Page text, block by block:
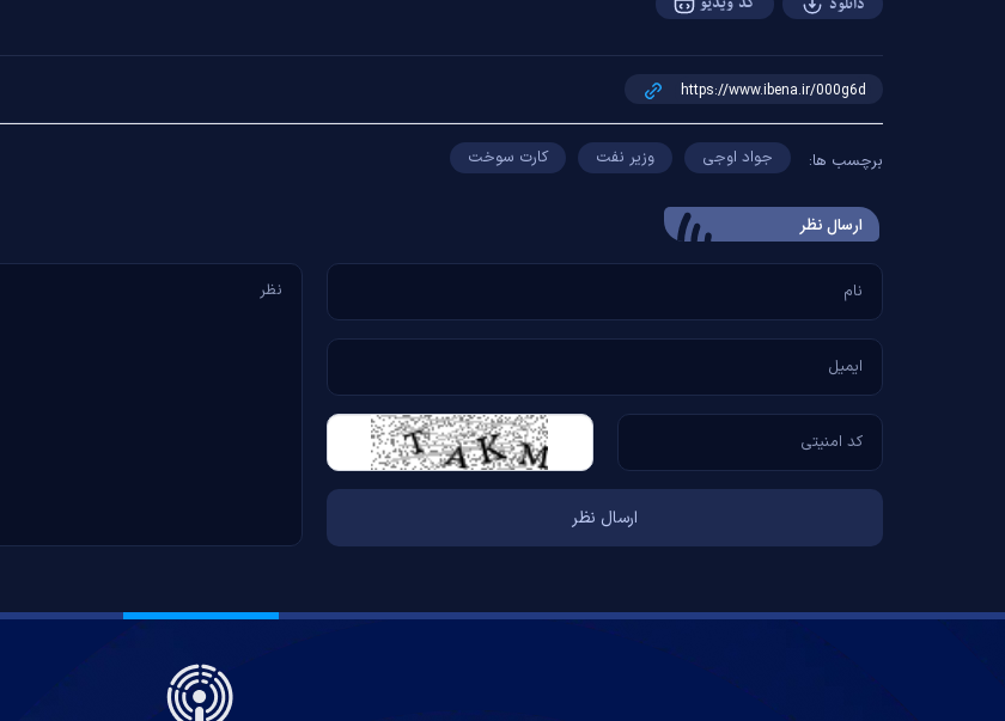
برچسب ها: جواد اوجی وزیر نفت کارت سوخت
ارسال‌ نظر